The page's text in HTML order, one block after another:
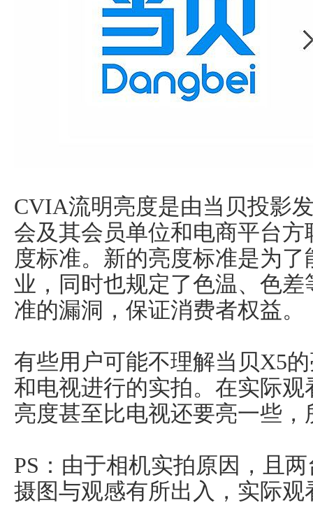
CVIA流明亮度是由当贝投影
会及其会员单位和电商平台
度标准。新的亮度标准是为
业，同时也规定了色温、色
准的漏洞，保证消费者权益。
有些用户可能不理解当贝X5
和电视进行的实拍。在实际
亮度甚至比电视还要亮一些
PS：由于相机实拍原因，且
摄图与观感有所出入，实际观